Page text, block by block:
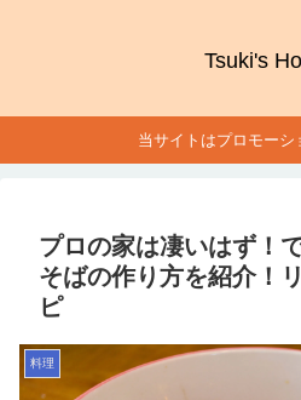
Tsuki's
当サイトはプロモーシ
プロの家は凄いはず！
そばの作り方を紹介！
ピ
料理